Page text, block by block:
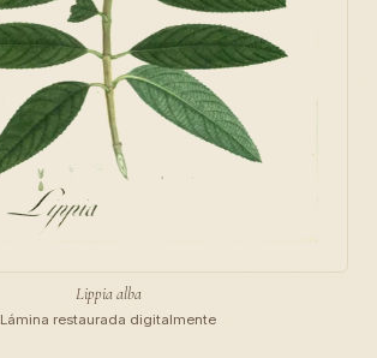
Lippia alba
Lámina restaurada digitalmente